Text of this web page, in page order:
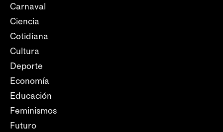
Carnaval
Ciencia
Cotidiana
Cultura
Deporte
Economía
Educación
Feminismos
Futuro